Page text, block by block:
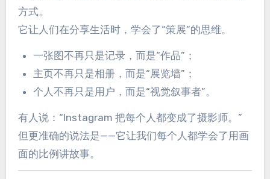
方式。
它让人们在分享生活时，学会了“策展”的思维。
一张图不再只是记录，而是“作品”；
主页不再只是相册，而是“展览墙”；
个人不再只是用户，而是“视觉叙事者”。
有人说：“Instagram 把每个人都变成了摄影师。”
但更准确的说法是——它让我们每个人都学会了用画
面的比例讲故事。